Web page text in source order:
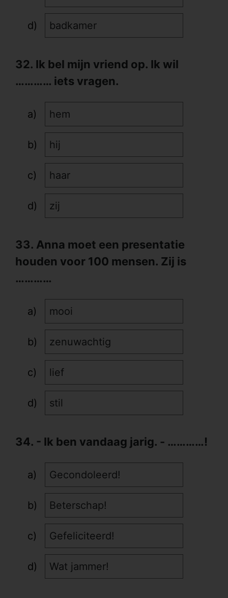
badkamer
32. Ik bel mijn vriend op. Ik wil
………… iets vragen.
hem
hij
haar
zij
33. Anna moet een presentatie
houden voor 100 mensen. Zij is
…………
mooi
zenuwachtig
lief
stil
34. - Ik ben vandaag jarig. - …………!
Gecondoleerd!
Beterschap!
Gefeliciteerd!
Wat jammer!